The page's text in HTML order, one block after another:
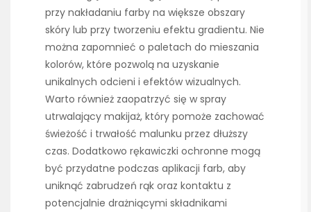
przy nakładaniu farby na większe obszary
skóry lub przy tworzeniu efektu gradientu. Nie
można zapomnieć o paletach do mieszania
kolorów, które pozwolą na uzyskanie
unikalnych odcieni i efektów wizualnych.
Warto również zaopatrzyć się w spray
utrwalający makijaż, który pomoże zachować
świeżość i trwałość malunku przez dłuższy
czas. Dodatkowo rękawiczki ochronne mogą
być przydatne podczas aplikacji farb, aby
uniknąć zabrudzeń rąk oraz kontaktu z
potencjalnie drażniącymi składnikami